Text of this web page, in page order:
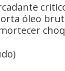
óleo